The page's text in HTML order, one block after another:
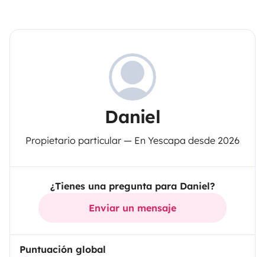
Daniel
Propietario particular — En Yescapa desde 2026
¿Tienes una pregunta para Daniel?
Enviar un mensaje
Puntuación global